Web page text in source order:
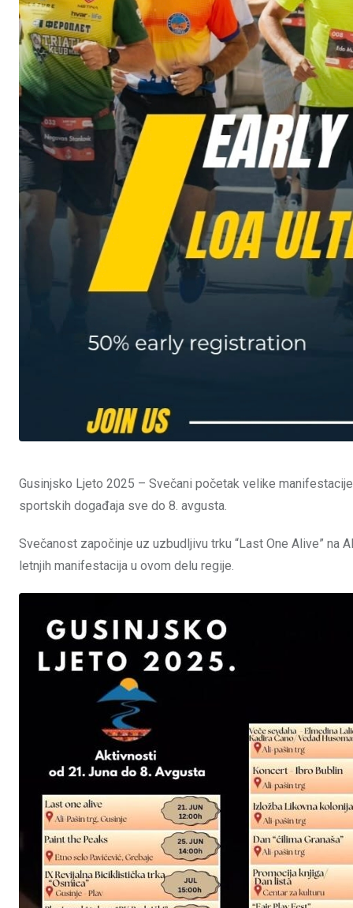
Gusinjsko Ljeto 2025 – Svečani početak velike
sportskih događaja sve do 8. avgusta.
Svečanost započinje uz uzbudljivu trku “Last One Alive” na
letnjih manifestacija u ovom delu regije.